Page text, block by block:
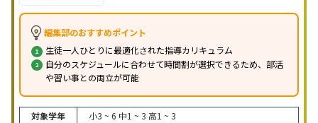
編集部のおすすめポイント
生徒一人ひとりに最適化された指導カリキュラム
自分のスケジュールに合わせて時間割が選択できるため、部活
や習い事との両立が可能
対象学年 小3 ~ 6 中1 ~ 3 高1 ~ 3